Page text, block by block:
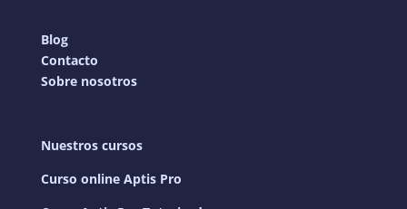
Blog
Contacto
Sobre nosotros
Nuestros cursos
Curso online Aptis Pro